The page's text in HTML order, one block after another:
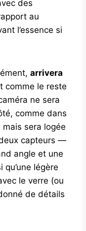
des
au
l’essence si
arrivera
comme le reste
ne sera
comme dans
sera logée
capteurs —
angle et une
légère
le verre (ou
de détails